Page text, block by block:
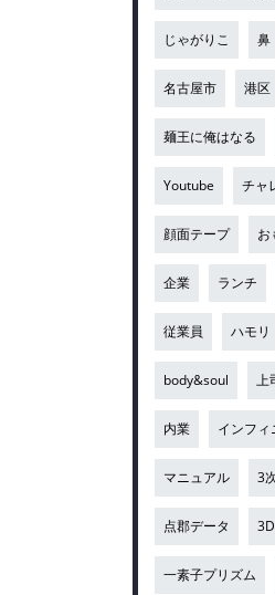
じゃがりこ 鼻
名古屋市 港区
麺王に俺はなる
Youtube チャ
顔面テープ お
企業 ランチ
従業員 ハモリ
body&soul
内業 インフィ
マニュアル 3
点郡データ
一素子プリズム